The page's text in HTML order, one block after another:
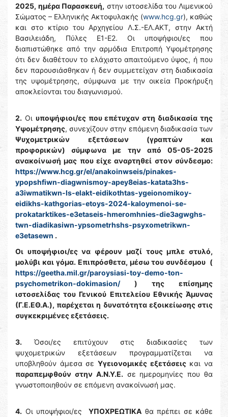
2025, ημέρα Παρασκευή, στην ιστοσελίδα του Λιμενικού
Σώματος – Ελληνικής Ακτοφυλακής (www.hcg.gr), καθώς
και στο κτίριο του Αρχηγείου Λ.Σ.-ΕΛ.ΑΚΤ, στην Ακτή
Βασιλειάδη, Πύλες Ε1-Ε2. Οι υποψήφιοι/ες που
διαπιστώθηκε από την αρμόδια Επιτροπή Υψομέτρησης
ότι δεν διαθέτουν το ελάχιστο απαιτούμενο ύψος, ή που
δεν παρουσιάσθηκαν ή δεν συμμετείχαν στη διαδικασία
της υψομέτρησης, σύμφωνα με την οικεία Προκήρυξη
αποκλείονται του διαγωνισμού.
2. Οι υποψήφιοι/ες που επέτυχαν στη διαδικασία της
Υψομέτρησης, συνεχίζουν στην επόμενη διαδικασία των
Ψυχομετρικών εξετάσεων (γραπτών και
προφορικών) σύμφωνα με την από 05-05-2025
ανακοίνωσή μας που είχε αναρτηθεί στον σύνδεσμο:
https://www.hcg.gr/el/anakoinwseis/pinakes-
ypopshfiwn-diagwnismoy-apey8eias-katata3hs-
a3iwmatikwn-ls-elakt-eidikothtas-ygeionomikoy-
eidikhs-kathgorias-etoys-2024-kaloymenoi-se-
prokatarktikes-e3etaseis-hmeromhnies-die3agwghs-
twn-diadikasiwn-ypsometrhshs-psyxometrikwn-
e3etasewn .
Οι υποψήφιοι/ες να φέρουν μαζί τους μπλε στυλό,
μολύβι και γόμα. Επιπρόσθετα, μέσω του συνδέσμου (
https://geetha.mil.gr/paroysiasi-toy-demo-ton-
psychometrikon-dokimasion/) της επίσημης
ιστοσελίδας του Γενικού Επιτελείου Εθνικής Άμυνας
(Γ.Ε.ΕΘ.Α.), παρέχεται η δυνατότητα εξοικείωσης στις
συγκεκριμένες εξετάσεις.
3. Όσοι/ες επιτύχουν στις διαδικασίες των
ψυχομετρικών εξετάσεων προγραμματίζεται να
υποβληθούν άμεσα σε Υγειονομικές εξετάσειςκαι να
παραπεμφθούν στην Α.Ν.Υ.Ε. σε ημερομηνίες που θα
γνωστοποιηθούν σε επόμενη ανακοίνωσή μας.
4. Οι υποψήφιοι/ες ΥΠΟΧΡΕΩΤΙΚΑ θα πρέπει σε κάθε